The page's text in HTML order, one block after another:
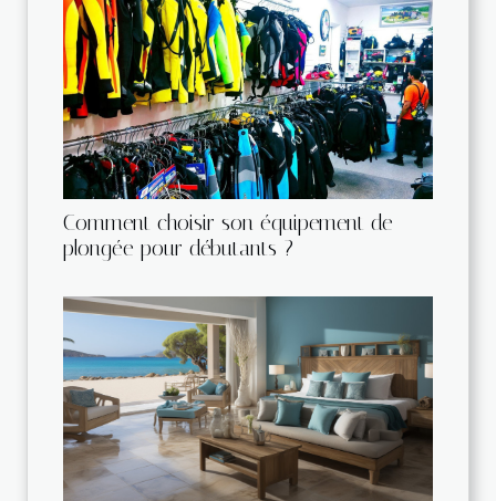
Comment choisir son équipement de
plongée pour débutants ?